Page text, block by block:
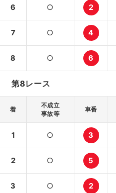
6 ○ 2
7 ○ 4
8 ○ 6
第8レース
着
不成立
事故等
車番
1 ○ 3
2 ○ 5
3 ○ 2